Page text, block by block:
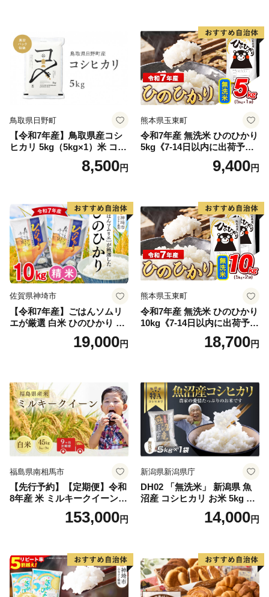
鳥取県日野町
【令和7年産】鳥取県産コシ
ヒカリ 5kg（5kg×1）米 コシ
ヒカリ こしひかり お米 白米
精米 5キロ おこめ こめ コメ
野町産 Elevation
8,500円
熊本県玉東町
令和7年産 無洗米 ひのひかり
5kg《7-14日以内に出荷予定
(土日祝除く)》コメ 米 無洗米
高レビュー｜人気米 熊本県
9,400円
佐賀県神埼市
【令和7年産】ごはんソムリ
エが厳選 白米 ひのひかり 10
米 10kg 5kg×2 ひのひかり ブ
19,000円
熊本県玉東町
令和7年産 無洗米 ひのひかり
10kg《7-14日以内に出荷予定
(土日祝除く)》コメ 米 無洗米
令和7年産 高レビュー｜人気
18,700円
福島県南相馬市
【先行予約】【定期便】令和
8年産 米 ミルキークイーン
白米 45kg (5kg×9回) | ミルキ
ークイーン 米5kg 福島 福島
福島県 南相馬市 cu006-ae
153,000円
新潟県新潟県庁
DH02 「無洗米」 新潟県 魚
沼産 コシヒカリ お米 5kg こ
しひかり 精米 米（お米の美
味しい炊き方ガイド付き）
14,000円